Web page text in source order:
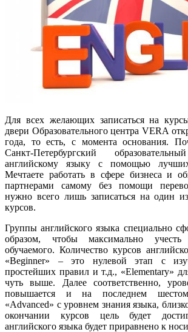
Для всех желающих записаться на
двери Образовательного центра VERA
года, то есть, с момента основания.
Санкт-Петербургский
английскому языку с помощью лучших
Мечтаете работать в сфере бизнеса и
партнерами самому без помощи
нужно всего лишь записаться на один
курсов.
Группы английского языка специально
образом, чтобы максимально
обучаемого. Количество курсов
«Beginner» – это нулевой этап с
простейших правил и т.д., «Elementary»
чуть выше. Далее соответственно,
повышается и на последнем
«Advanced» с уровнем знания языка,
окончании курсов цель будет
английского языка будет приравнено к